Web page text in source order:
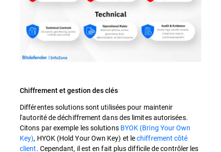
Chiffrement et gestion des clés
Différentes solutions sont utilisées pour maintenir
l'autorité de déchiffrement dans des limites autorisées.
Citons par exemple les solutions BYOK (Bring Your Own
Key), HYOK (Hold Your Own Key) et lechiffrement côté
client. Cependant, il est en fait plus difficile de contrôler les